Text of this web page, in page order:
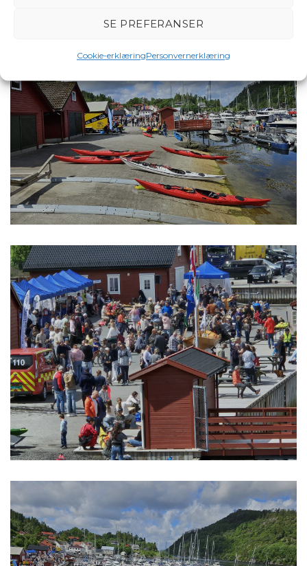
SE PREFERANSER
Cookie-erklæringPersonvernerklæring